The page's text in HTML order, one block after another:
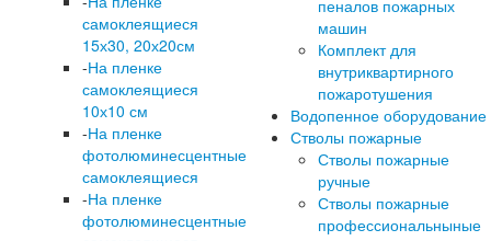
самоклеящиеся
15х30, 20х20см
-На пленке
самоклеящиеся
10х10 см
-На пленке
фотолюминесцентные
самоклеящиеся
-На пленке
фотолюминесцентные
пеналов пожарных
машин
Комплект для
внутриквартирного
пожаротушения
Водопенное оборудование
Стволы пожарные
Стволы пожарные
ручные
Стволы пожарные
профессиональныные